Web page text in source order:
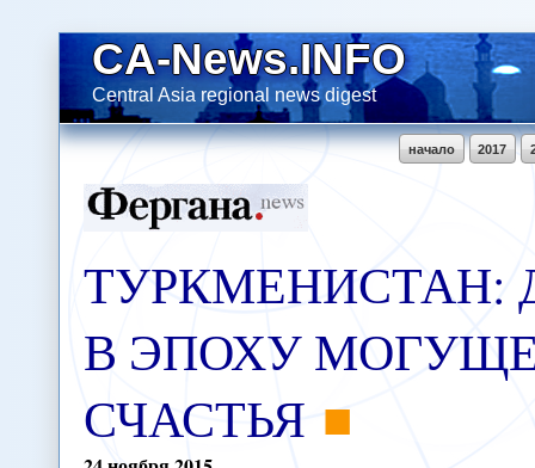
CA-News.INFO
Central Asia regional news digest
2017
начало
ТУРКМЕНИСТАН:
В ЭПОХУ
СЧАСТЬЯ